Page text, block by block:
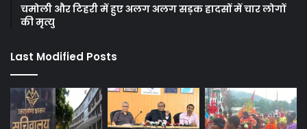
चमोली और टिहरी में हुए अलग अलग सड़क हादसों में चार लोगों
की मृत्यु
Last Modified Posts